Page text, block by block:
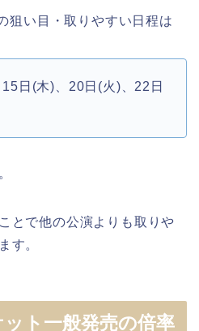
狙い目・取りやすい日程は
日(木)、20日(火)、22日
とで他の公演よりも取りや
す。
ト一般発売の倍率